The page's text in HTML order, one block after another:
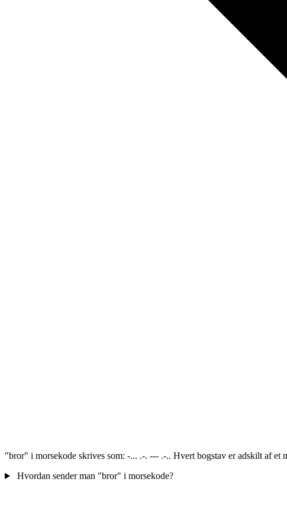
"bror" i morsekode skrives som: -... .-. --- .-.. Hvert bogstav er adskilt af
Hvordan sender man "bror" i morsekode?